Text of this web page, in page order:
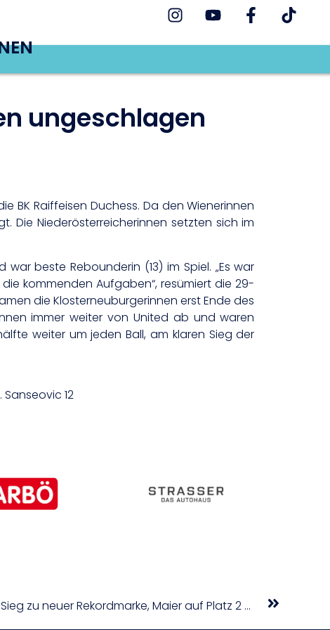
ungeschlagen
BK Raiffeisen Duchess. Da den Wienerinnen
Die Niederösterreicherinnen setzten sich im
beste Rebounderin (13) im Spiel. „Es war
kommenden Aufgaben“, resümiert die 29-
die Klosterneuburgerinnen erst Ende des
immer weiter von United ab und waren
weiter um jeden Ball, am klaren Sieg der
Sanseovic 12
SPORT TV22: Flock rast mit Sieg zu neuer Rekordmarke, Maier auf Platz 2 mit bestem Karriereergebnis